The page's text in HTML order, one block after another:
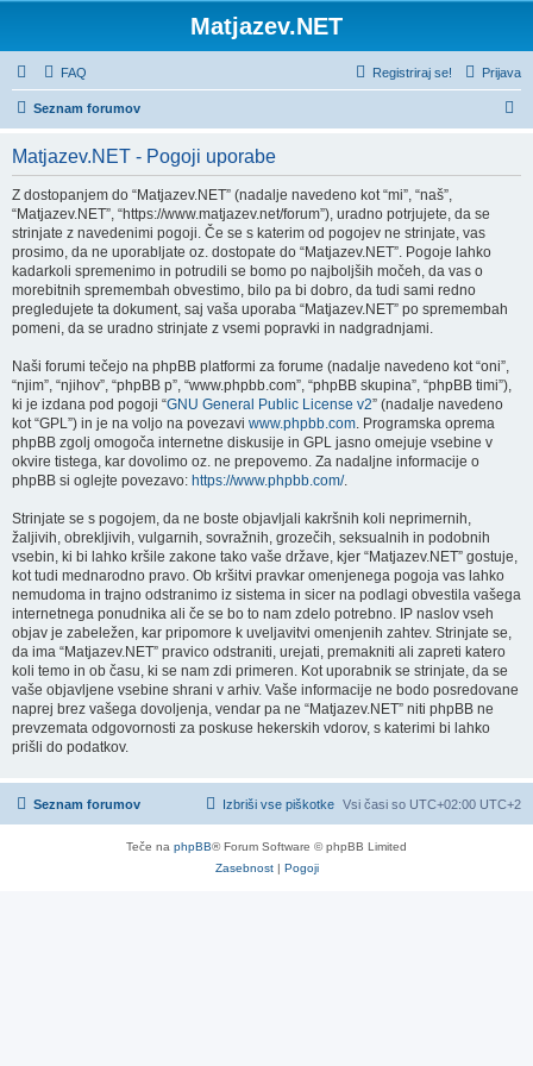
Matjazev.NET
FAQ Prijava
Registriraj se!
Seznam forumov
Matjazev.NET - Pogoji uporabe
Z dostopanjem do “Matjazev.NET” (nadalje navedeno kot “mi”, “naš”,
“Matjazev.NET”, “https://www.matjazev.net/forum”), uradno potrjujete, da se
strinjate z navedenimi pogoji. Če se s katerim od pogojev ne strinjate, vas
prosimo, da ne uporabljate oz. dostopate do “Matjazev.NET”. Pogoje lahko
kadarkoli spremenimo in potrudili se bomo po najboljših močeh, da vas o
morebitnih spremembah obvestimo, bilo pa bi dobro, da tudi sami redno
pregledujete ta dokument, saj vaša uporaba “Matjazev.NET” po spremembah
pomeni, da se uradno strinjate z vsemi popravki in nadgradnjami.
Naši forumi tečejo na phpBB platformi za forume (nadalje navedeno kot “oni”,
“njim”, “njihov”, “phpBB p”, “www.phpbb.com”, “phpBB skupina”, “phpBB timi”),
ki je izdana pod pogoji “GNU General Public License v2” (nadalje navedeno
kot “GPL”) in je na voljo na povezavi www.phpbb.com. Programska oprema
phpBB zgolj omogoča internetne diskusije in GPL jasno omejuje vsebine v
okvire tistega, kar dovolimo oz. ne prepovemo. Za nadaljne informacije o
phpBB si oglejte povezavo: https://www.phpbb.com/.
Strinjate se s pogojem, da ne boste objavljali kakršnih koli neprimernih,
žaljivih, obrekljivih, vulgarnih, sovražnih, grozečih, seksualnih in podobnih
vsebin, ki bi lahko kršile zakone tako vaše države, kjer “Matjazev.NET” gostuje,
kot tudi mednarodno pravo. Ob kršitvi pravkar omenjenega pogoja vas lahko
nemudoma in trajno odstranimo iz sistema in sicer na podlagi obvestila vašega
internetnega ponudnika ali če se bo to nam zdelo potrebno. IP naslov vseh
objav je zabeležen, kar pripomore k uveljavitvi omenjenih zahtev. Strinjate se,
da ima “Matjazev.NET” pravico odstraniti, urejati, premakniti ali zapreti katero
koli temo in ob času, ki se nam zdi primeren. Kot uporabnik se strinjate, da se
vaše objavljene vsebine shrani v arhiv. Vaše informacije ne bodo posredovane
naprej brez vašega dovoljenja, vendar pa ne “Matjazev.NET” niti phpBB ne
prevzemata odgovornosti za poskuse hekerskih vdorov, s katerimi bi lahko
prišli do podatkov.
Seznam forumov Vsi časi so UTC+02:00 UTC+2
Izbriši vse piškotke
Teče na phpBB® Forum Software © phpBB Limited
Zasebnost| Pogoji